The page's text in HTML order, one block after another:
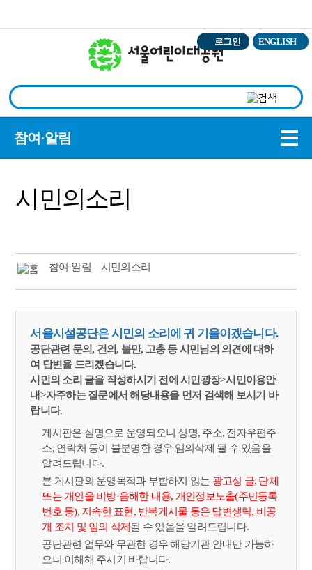
로그인 ENGLISH
참여·알림
시민의소리
참여·알림 시민의소리
서울시설공단은 시민의 소리에 귀 기울이겠습니다.
공단관련 문의, 건의, 불만, 고충 등 시민님의 의견에 대하
여 답변을 드리겠습니다.
시민의 소리 글을 작성하시기 전에 시민광장>시민이용안
내>자주하는 질문에서 해당내용을 먼저 검색해 보시기 바
랍니다.
게시판은 실명으로 운영되오니 성명, 주소, 전자우편주
소, 연락처 등이 불분명한 경우 임의삭제 될 수 있음을
알려드립니다.
본 게시판의 운영목적과 부합하지 않는 광고성 글, 단체
또는 개인을 비방·음해한 내용, 개인정보노출(주민등록
번호 등), 저속한 표현, 반복게시물 등은 답변생략, 비공
개 조치 및 임의 삭제 될 수 있음을 알려드립니다.
공단관련 업무와 무관한 경우 해당기관 안내만 가능하
오니 이해해 주시기 바랍니다.